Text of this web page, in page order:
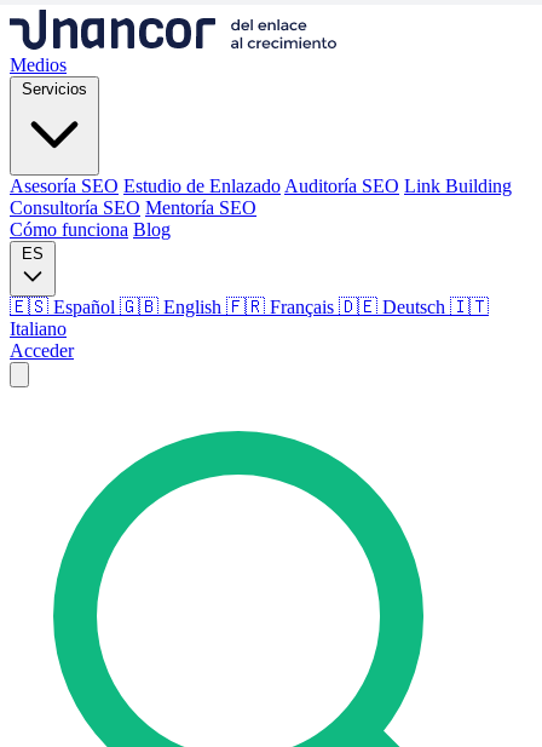
Medios
Servicios
Asesoría SEO Estudio de Enlazado Auditoría SEO Link Building
Consultoría SEO Mentoría SEO
Cómo funciona Blog
ES
🇪🇸 Español 🇬🇧 English 🇫🇷 Français 🇩🇪 Deutsch 🇮🇹
Italiano
Acceder
Asesoría SEO Estudio de Enlazado Auditoría SEO
Consultoría SEO
Cómo funciona
Idioma
🇪🇸 ES
🇬🇧 EN
Acceder